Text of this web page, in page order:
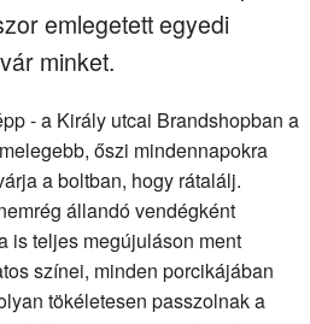
emlegetett egyedi
minket.
- a Király utcai Brandshopban a
őszi mindennapokra
a boltban, hogy rátalálj.
állandó vendégként
is teljes megújuláson ment
színei, minden porcikájában
tökéletesen passzolnak a